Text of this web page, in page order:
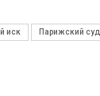
иск Парижский суд